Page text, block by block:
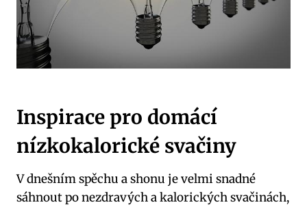
Inspirace pro domácí
nízkokalorické svačiny
V dnešním spěchu a shonu je velmi snadné
sáhnout po nezdravých a kalorických svačinách,